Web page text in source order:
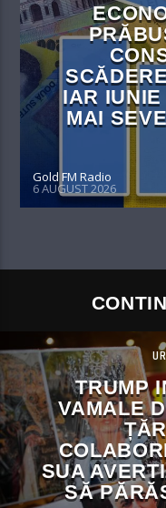
IAR
MAI
Gold FM Radio
6 AUGUST 2026
TRUMP
VAMALE
SUA
SĂ